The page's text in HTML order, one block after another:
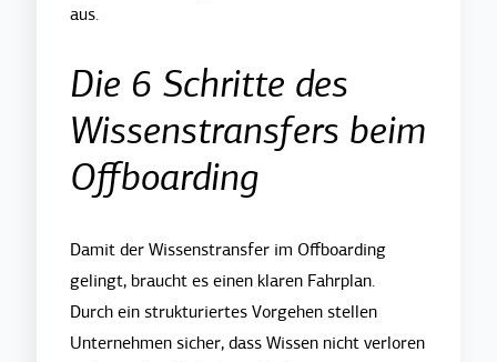
aus.
Die 6 Schritte des
Wissenstransfers beim
Offboarding
Damit der Wissenstransfer im Offboarding
gelingt, braucht es einen klaren Fahrplan.
Durch ein strukturiertes Vorgehen stellen
Unternehmen sicher, dass Wissen nicht verloren